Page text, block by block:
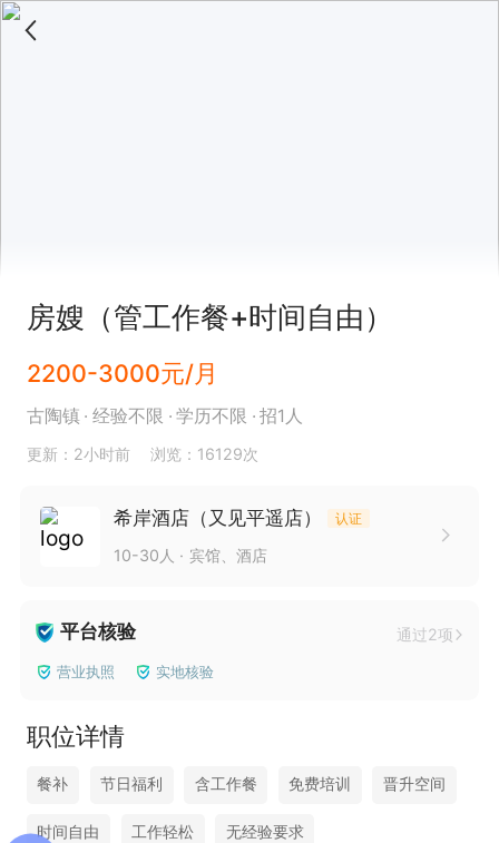
房嫂（管工作餐+时间自由）
2200-3000元/月
古陶镇 经验不限 学历不限 招1人
更新：2小时前 浏览：16129次
希岸酒店（又见平遥店） 认证
10-30人 宾馆、酒店
平台核验 通过2项
营业执照 实地核验
职位详情
餐补 节日福利 含工作餐 免费培训 晋升空间
时间自由 工作轻松 无经验要求